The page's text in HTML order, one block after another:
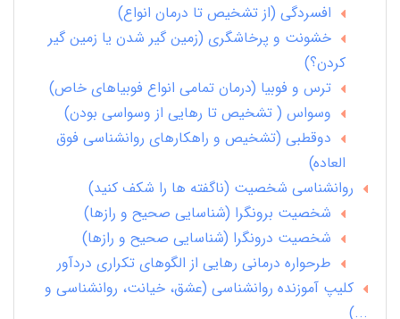
افسردگی (از تشخیص تا درمان انواع)
خشونت و پرخاشگری (زمین گیر شدن یا زمین گیر
کردن؟)
ترس و فوبیا (درمان تمامی انواع فوبیاهای خاص)
وسواس ( تشخیص تا رهایی از وسواسی بودن)
دوقطبی (تشخیص و راهکارهای روانشناسی فوق
العاده)
روانشناسی شخصیت (ناگفته ها را شکف کنید)
شخصیت برونگرا (شناسایی صحیح و رازها)
شخصیت درونگرا (شناسایی صحیح و رازها)
طرحواره درمانی رهایی از الگوهای تکراری دردآور
کلیپ آموزنده روانشناسی (عشق، خیانت، روانشناسی و
...)